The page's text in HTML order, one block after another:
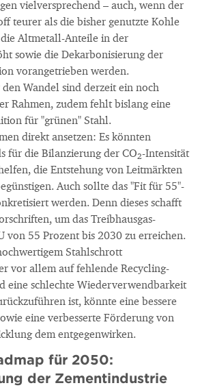
vielversprechend – auch, wenn der
teurer als die bisher genutzte Kohle
Altmetall-Anteile in der
sowie die Dekarbonisierung der
vorangetrieben werden.
Wandel sind derzeit ein noch
Rahmen, zudem fehlt bislang eine
für "grünen" Stahl.
direkt ansetzen: Es könnten
für die Bilanzierung der CO2-Intensität
die Entstehung von Leitmärkten
Auch sollte das "Fit für 55"-
werden. Denn dieses schafft
um das Treibhausgas-
von 55 Prozent bis 2030 zu erreichen.
Stahlschrott
vor allem auf fehlende Recycling-
eine schlechte Wiederverwendbarkeit
ist, könnte eine bessere
eine verbesserte Förderung von
dem entgegenwirken.
für 2050:
der Zementindustrie